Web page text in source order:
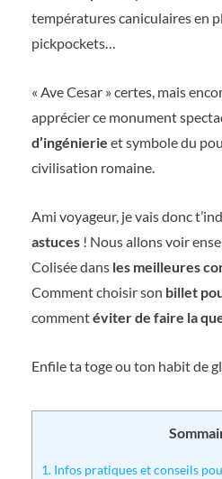
températures caniculaires en
pickpockets…
« Ave Cesar » certes, mais
apprécier ce monument
d’ingénierie et symbole du
civilisation romaine.
Ami voyageur, je vais donc
astuces ! Nous allons voir
Colisée dans les meilleures
Comment choisir son billet
commentéviter de faire la
Enfile ta toge ou ton habit de
1. Infos pratiques et conseils